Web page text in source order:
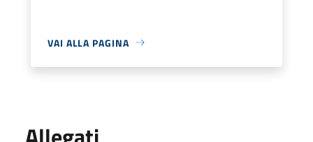
VAI ALLA PAGINA